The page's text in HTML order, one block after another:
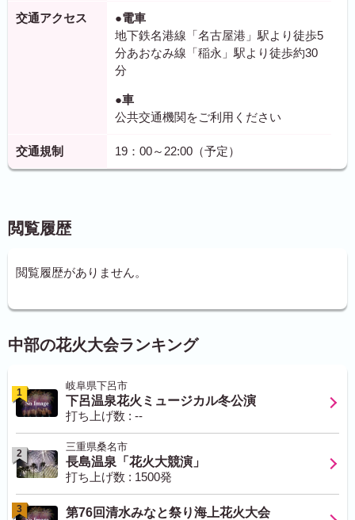
交通アクセス
●電車
地下鉄名港線「名古屋港」駅より徒歩5
分あおなみ線「稲永」駅より徒歩約30
分
●車
公共交通機関をご利用ください
交通規制 19：00～22:00（予定）
閲覧履歴
閲覧履歴がありません。
中部の花火大会ランキング
1
岐阜県下呂市
下呂温泉花火ミュージカル冬公演
打ち上げ数 : --
2
三重県桑名市
長島温泉「花火大競演」
打ち上げ数 : 1500発
3
第76回清水みなと祭り海上花火大会